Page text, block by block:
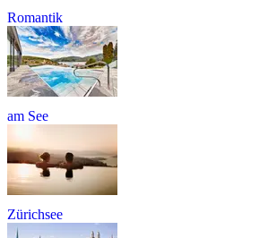
Romantik
am See
Zürichsee